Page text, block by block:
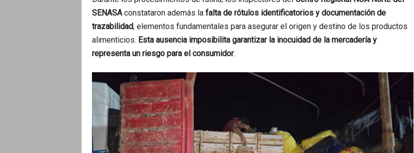
SENASAconstataron además la falta de rótulos identificatorios y documentación de
trazabilidad, elementos fundamentales para asegurar el origen y destino de los productos
alimenticios. Esta ausencia imposibilita garantizar la inocuidad de la mercadería y
representa un riesgo para el consumidor.